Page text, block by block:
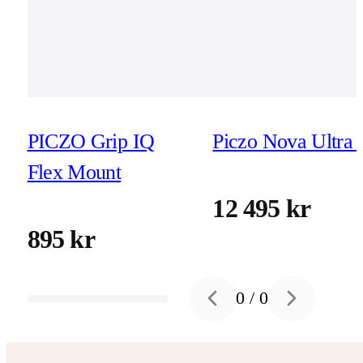
PICZO Grip IQ
Flex Mount
895 kr
Piczo Nova Ultra
12 495 kr
Previous slide
0 /0 Next slide